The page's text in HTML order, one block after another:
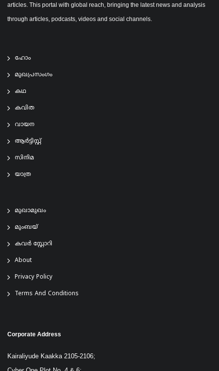
articles. This portal with global reach, bringing the latest news and analysis
through articles, podcasts, videos and social channels.
ഹോം
മുഖപ്രസംഗം
കഥ
കവിത
വായന
ആര്‍ട്ടിസ്റ്റ്
സിനിമ
യാത്ര
മുഖാമുഖം
മുംബയ്
കവർ സ്റ്റോറി
About
Privacy Policy
Terms And Conditions
Corporate Address
Kairaliyude Kaakka 2105-2106;